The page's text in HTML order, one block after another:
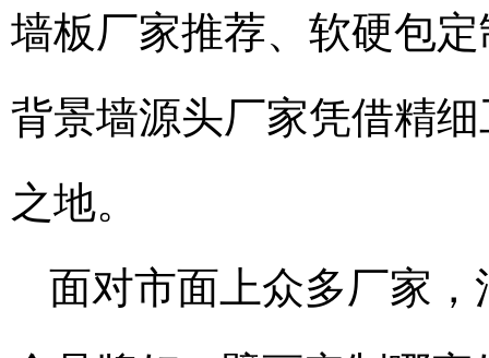
墙板厂家推荐、软硬包
背景墙源头厂家凭借精
之地。
面对市面上众多厂家